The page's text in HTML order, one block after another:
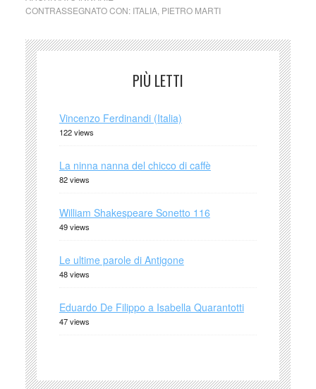
CONTRASSEGNATO CON: ITALIA, PIETRO MARTI
PIÙ LETTI
Vincenzo Ferdinandi (Italia)
122 views
La ninna nanna del chicco di caffè
82 views
William Shakespeare Sonetto 116
49 views
Le ultime parole di Antigone
48 views
Eduardo De Filippo a Isabella Quarantotti
47 views